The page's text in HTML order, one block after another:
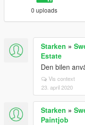
0 uploads
Starken »
Estate
Den bilen
Vis context
23. april 2020
Starken »
Paintjob